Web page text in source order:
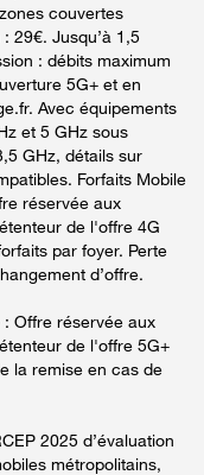
couvertes
29€. Jusqu’à 1,5
: débits maximum
5G+ et en
Avec équipements
et 5 GHz sous
GHz, détails sur
Forfaits Mobile
réservée aux
de l'offre 4G
par foyer. Perte
d’offre.
: Offre réservée aux
de l'offre 5G+
la remise en cas de
2025 d’évaluation
métropolitains,